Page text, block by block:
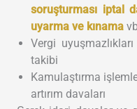
soruşturması iptal
uyarma ve kınama
Vergi
takibi
Kamulaştırma
artırım davaları